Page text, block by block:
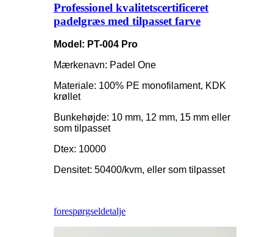
Professionel kvalitetscertificeret
padelgræs med tilpasset farve
Model: PT-004 Pro
Mærkenavn: Padel One
Materiale: 100% PE monofilament, KDK
krøllet
Bunkehøjde: 10 mm, 12 mm, 15 mm eller
som tilpasset
Dtex: 10000
Densitet: 50400/kvm, eller som tilpasset
forespørgseldetalje